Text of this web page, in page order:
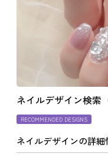
料金メニュー
コンセプト
よくあるご質
ネイルデザイン検索（
RECOMMENDED DESIGNS
ネイルデザインの詳細